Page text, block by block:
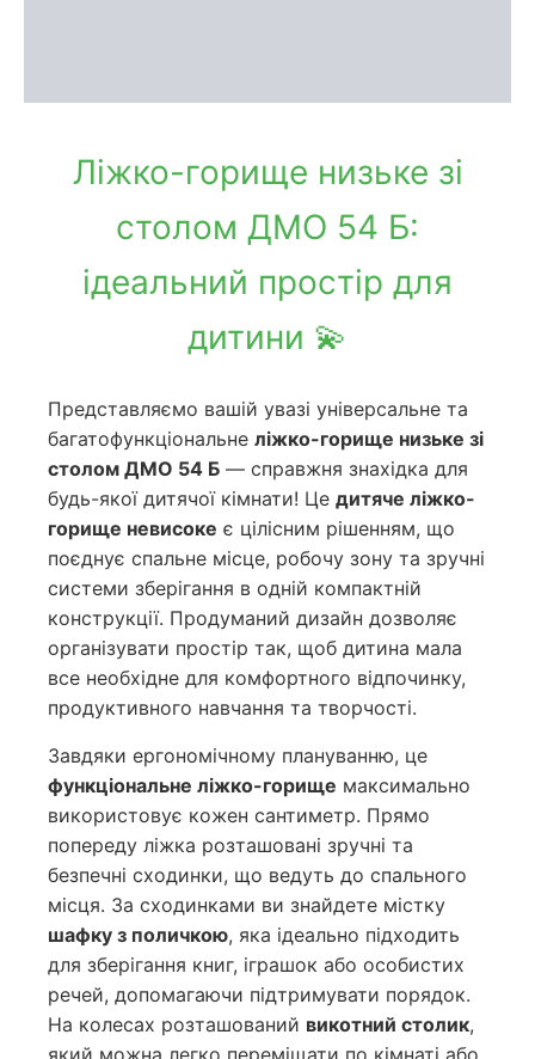
Ліжко-горище низьке зі
столом ДМО 54 Б:
ідеальний простір для
дитини 💫
Представляємо вашій увазі універсальне та
багатофункціональне ліжко-горище низьке зі
столом ДМО 54 Б — справжня знахідка для
будь-якої дитячої кімнати! Це дитяче ліжко-
горище невисоке є цілісним рішенням, що
поєднує спальне місце, робочу зону та зручні
системи зберігання в одній компактній
конструкції. Продуманий дизайн дозволяє
організувати простір так, щоб дитина мала
все необхідне для комфортного відпочинку,
продуктивного навчання та творчості.
Завдяки ергономічному плануванню, це
функціональне ліжко-горище максимально
використовує кожен сантиметр. Прямо
попереду ліжка розташовані зручні та
безпечні сходинки, що ведуть до спального
місця. За сходинками ви знайдете містку
шафку з поличкою, яка ідеально підходить
для зберігання книг, іграшок або особистих
речей, допомагаючи підтримувати порядок.
На колесах розташований викотний столик,
який можна легко переміщати по кімнаті або